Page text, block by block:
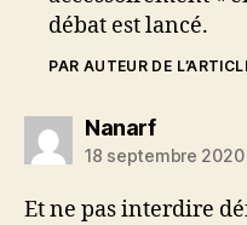
débat est lancé.
PAR AUTEUR DE
Nanarfdit :
18 septembre
Et ne pas interdire